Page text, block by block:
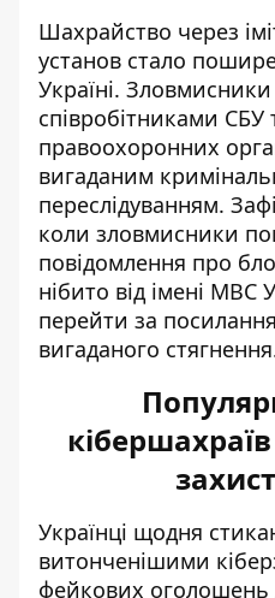
Шахрайство через
установ стало
Україні.
співробітниками СБУ
правоохоронних
вигаданим
переслідуванням.
коли зловмисники
повідомлення про
нібито від імені МВС
перейти за
вигаданого
Українці щодня
витонченішими
фейкових оголошень